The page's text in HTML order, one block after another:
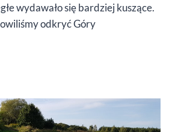
wydawało się bardziej kuszące.
odkryć Góry